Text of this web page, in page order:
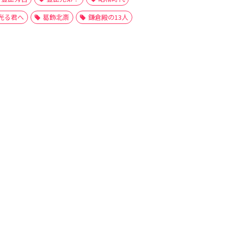
る君へ
葛飾北斎 鎌倉殿の13人